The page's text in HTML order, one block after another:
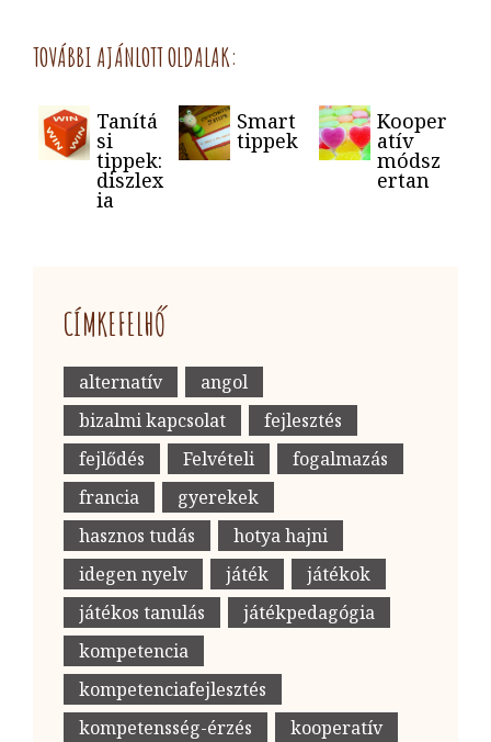
TOVÁBBI AJÁNLOTT OLDALAK:
Tanítá
si
tippek:
diszlex
ia
Smart
tippek
Kooper
atív
módsz
ertan
CÍMKEFELHŐ
alternatív
angol
bizalmi kapcsolat
fejlesztés
fejlődés
Felvételi
fogalmazás
francia
gyerekek
hasznos tudás
hotya hajni
idegen nyelv
játék
játékok
játékos tanulás
játékpedagógia
kompetencia
kompetenciafejlesztés
kompetensség-érzés
kooperatív